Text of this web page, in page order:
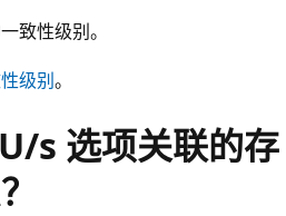
致性级别。
级别。
s 选项关联的存